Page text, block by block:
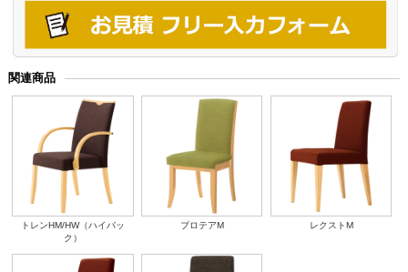
関連商品
トレンHM/HW（ハイバッ
ク）
プロテアM レクストM